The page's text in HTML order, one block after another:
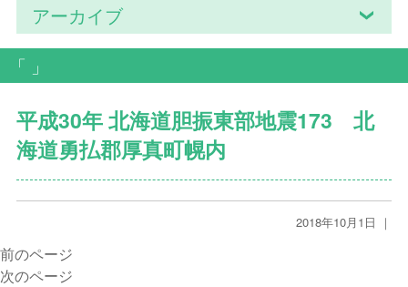
アーカイブ
「 」
平成30年 北海道胆振東部地震173 北
海道勇払郡厚真町幌内
2018年10月1日 ｜
前のページ
次のページ